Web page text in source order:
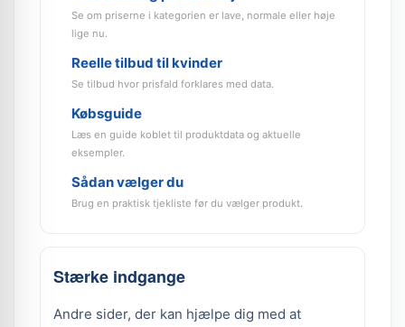
Se om priserne i kategorien er lave, normale eller høje
lige nu.
Reelle tilbud til kvinder
Se tilbud hvor prisfald forklares med data.
Købsguide
Læs en guide koblet til produktdata og aktuelle
eksempler.
Sådan vælger du
Brug en praktisk tjekliste før du vælger produkt.
Stærke indgange
Andre sider, der kan hjælpe dig med at